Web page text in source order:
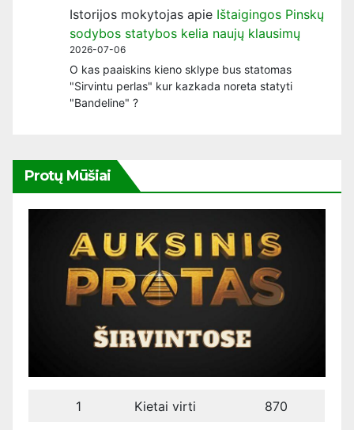
Istorijos mokytojas apie Ištaigingos Pinskų
sodybos statybos kelia naujų klausimų
2026-07-06
O kas paaiskins kieno sklype bus statomas
"Sirvintu perlas" kur kazkada noreta statyti
"Bandeline" ?
Protų Mūšiai
1 Kietai virti 870